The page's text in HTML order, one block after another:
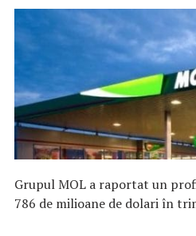
Grupul MOL a raportat un
786 de milioane de dolari în